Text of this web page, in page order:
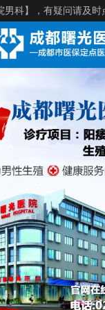
，有疑问请及时点